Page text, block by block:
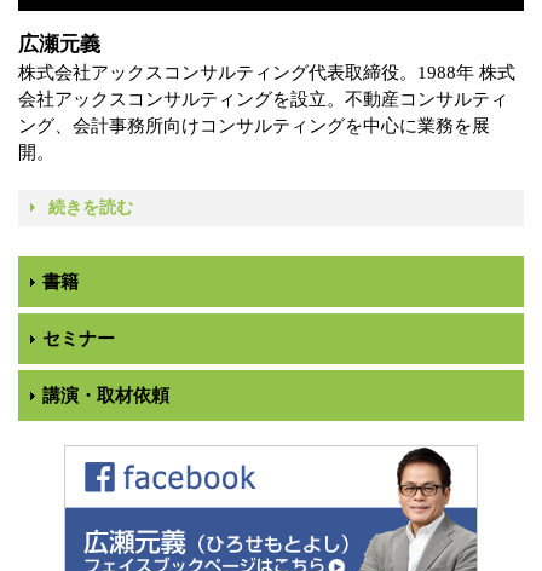
広瀬元義
株式会社アックスコンサルティング代表取締役。1988年 株式
会社アックスコンサルティングを設立。不動産コンサルティ
ング、会計事務所向けコンサルティングを中心に業務を展
開。
続きを読む
書籍
セミナー
講演・取材依頼